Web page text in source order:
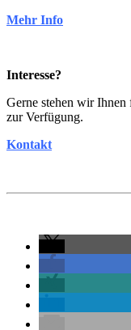
Mehr Info
Interesse?
Gerne stehen wir Ihnen
zur Verfügung.
Kontakt